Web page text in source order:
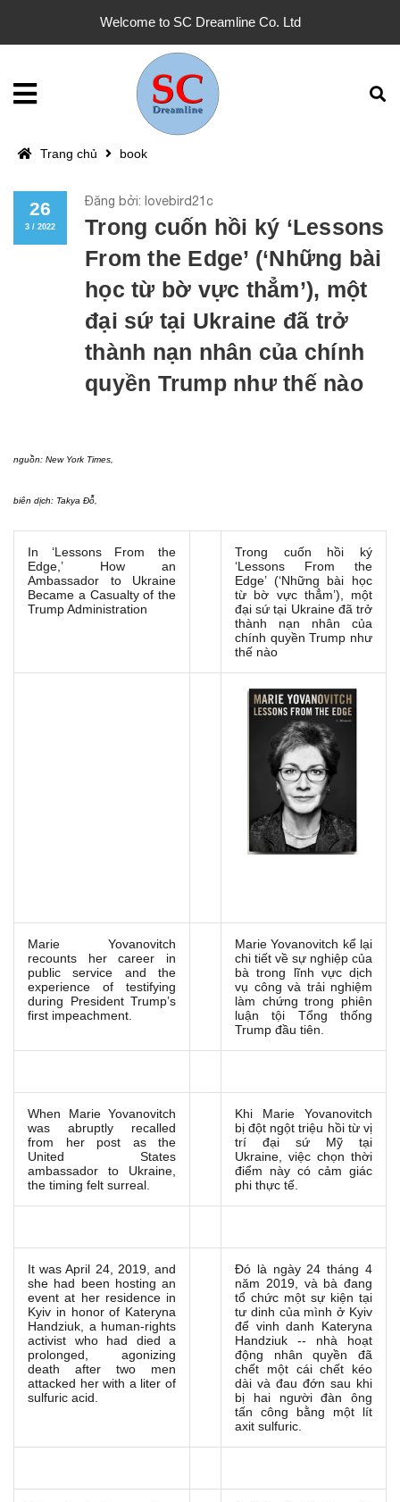
Welcome to SC Dreamline Co. Ltd
Trang chủ book
26
3 / 2022
Đăng bởi: lovebird21c
Trong cuốn hồi ký ‘Lessons
From the Edge’ (‘Những bài
học từ bờ vực thẳm’), một
đại sứ tại Ukraine đã trở
thành nạn nhân của chính
quyền Trump như thế nào
nguồn: New York Times
biên dịch: Takya Đỗ,
In ‘Lessons From the
Edge,’ How an
Ambassador to Ukraine
Became a Casualty of the
Trump Administration
Trong cuốn hồi ký
‘Lessons From the
Edge’ (‘Những bài học
từ bờ vực thẳm’), một
đại sứ tại Ukraine đã trở
thành nạn nhân của
chính quyền Trump như
thế nào
Marie Yovanovitch
recounts her career in
public service and the
experience of testifying
during President Trump’s
first impeachment.
Marie Yovanovitch kể lại
chi tiết về sự nghiệp của
bà trong lĩnh vực dịch
vụ công và trải nghiệm
làm chứng trong phiên
luận tội Tổng thống
Trump đầu tiên.
When Marie Yovanovitch
was abruptly recalled
from her post as the
United States
ambassador to Ukraine,
the timing felt surreal.
Khi Marie Yovanovitch
bị đột ngột triệu hồi từ vị
trí đại sứ Mỹ tại
Ukraine, việc chọn thời
điểm này có cảm giác
phi thực tế.
It was April 24, 2019, and
she had been hosting an
event at her residence in
Kyiv in honor of Kateryna
Handziuk, a human-rights
activist who had died a
prolonged, agonizing
death after two men
attacked her with a liter of
sulfuric acid.
Đó là ngày 24 tháng 4
năm 2019, và bà đang
tổ chức một sự kiện tại
tư dinh của mình ở Kyiv
để vinh danh Kateryna
Handziuk -- nhà hoạt
động nhân quyền đã
chết một cái chết kéo
dài và đau đớn sau khi
bị hai người đàn ông
tấn công bằng một lít
axit sulfuric.